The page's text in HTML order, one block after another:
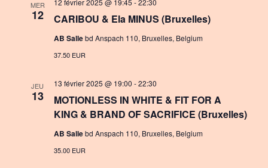
MER
12 CARIBOU & Ela MINUS (Bruxelles)
12 février 2025 @ 19:45 -22:30
AB Sallebd Anspach 110, Bruxelles, Belgium
37.50 EUR
JEU
13
MOTIONLESS IN WHITE & FIT FOR A
KING & BRAND OF SACRIFICE (Bruxelles)
13 février 2025 @ 19:00 -22:30
AB Sallebd Anspach 110, Bruxelles, Belgium
35.00 EUR